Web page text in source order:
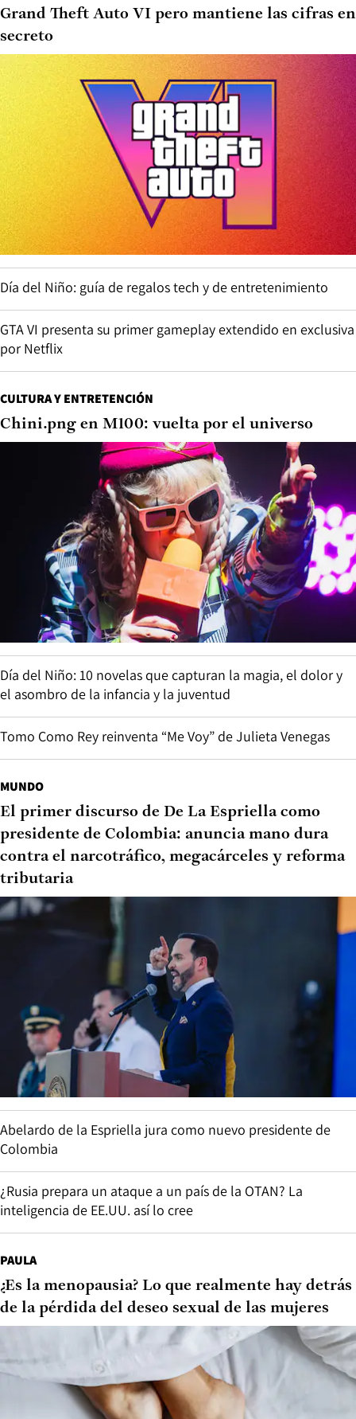
Grand Theft Auto VI pero mantiene las cifras en
secreto
Día del Niño: guía de regalos tech y de entretenimiento
GTA VI presenta su primer gameplay extendido en exclusiva
por Netflix
CULTURA Y ENTRETENCIÓN
Chini.png en M100: vuelta por el universo
Día del Niño: 10 novelas que capturan la magia, el dolor y
el asombro de la infancia y la juventud
Tomo Como Rey reinventa “Me Voy” de Julieta Venegas
MUNDO
El primer discurso de De La Espriella como
presidente de Colombia: anuncia mano dura
contra el narcotráfico, megacárceles y reforma
tributaria
Abelardo de la Espriella jura como nuevo presidente de
Colombia
¿Rusia prepara un ataque a un país de la OTAN? La
inteligencia de EE.UU. así lo cree
PAULA
¿Es la menopausia? Lo que realmente hay detrás
de la pérdida del deseo sexual de las mujeres